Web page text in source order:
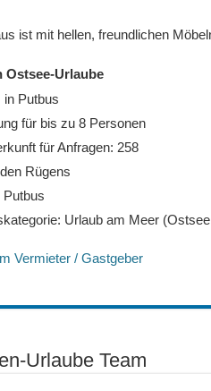
ist mit hellen, freundlichen
Ostsee-Urlaube
in Putbus
für bis zu 8 Personen
für Anfragen: 258
Rügens
Putbus
Urlaub am Meer
Vermieter / Gastgeber
Urlaube Team